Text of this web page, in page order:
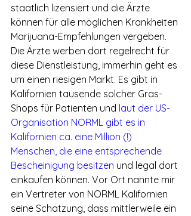
staatlich lizensiert und die Ärzte
können für alle möglichen Krankheiten
Marijuana-Empfehlungen vergeben.
Die Ärzte werben dort regelrecht für
diese Dienstleistung, immerhin geht es
um einen riesigen Markt. Es gibt in
Kalifornien tausende solcher Gras-
Shops für Patienten und laut der US-
Organisation NORML gibt es in
Kalifornien ca. eine Million (!)
Menschen, die eine entsprechende
Bescheinigung besitzen und legal dort
einkaufen können. Vor Ort nannte mir
ein Vertreter von NORML Kalifornien
seine Schätzung, dass mittlerweile ein